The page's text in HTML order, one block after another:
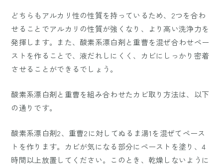
どちらもアルカリ性の性質を持っているため、2つを合わ
せることでアルカリの性質が強くなり、より高い洗浄力を
発揮します。また、酸素系漂白剤と重曹を混ぜ合わせペー
ストを作ることで、液だれしにくく、カビにしっかり密着
させることができるでしょう。
酸素系漂白剤と重曹を組み合わせたカビ取り方法は、以下
の通りです。
酸素系漂白剤2、重曹2に対してぬるま湯1を混ぜてペース
トを作ります。カビが気になる部分にペーストを塗り、4
時間以上放置してください。このとき、乾燥しないように